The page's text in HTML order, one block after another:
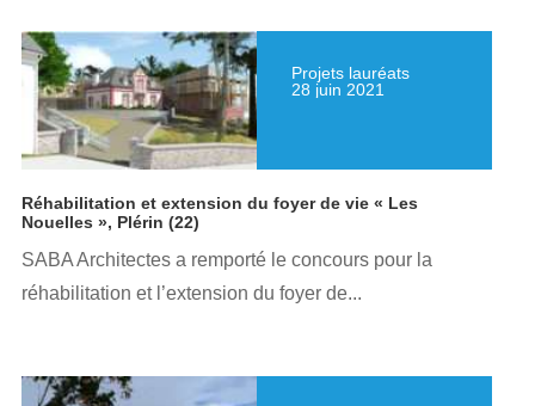
Projets lauréats
28 juin 2021
Réhabilitation et extension du foyer de vie « Les
Nouelles », Plérin (22)
SABA Architectes a remporté le concours pour la
réhabilitation et l’extension du foyer de...